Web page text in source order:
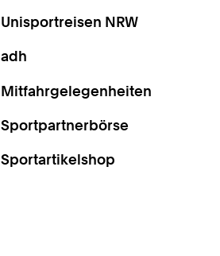
Unisportreisen NRW
adh
Mitfahrgelegenheiten
Sportpartnerbörse
Sportartikelshop